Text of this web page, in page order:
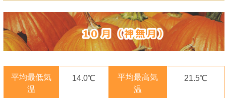
平均最低気
温
14.0℃
平均最高気
温
21.5℃